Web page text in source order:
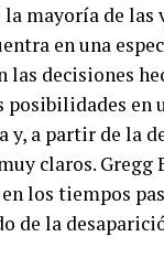
mayoría de las
en una
las decisiones
en
y, a partir de la
claros. Gregg
los tiempos
de la